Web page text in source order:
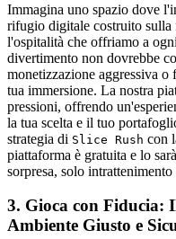
Immagina uno spazio dove
rifugio digitale costruito sulla
l'ospitalità che offriamo a
divertimento non dovrebbe
monetizzazione aggressiva
tua immersione. La nostra
pressioni, offrendo
la tua scelta e il tuo
strategia di Slice Rush con
piattaforma è gratuita e lo
sorpresa, solo intrattenimento
3. Gioca con Fiducia:
Ambiente Giusto e